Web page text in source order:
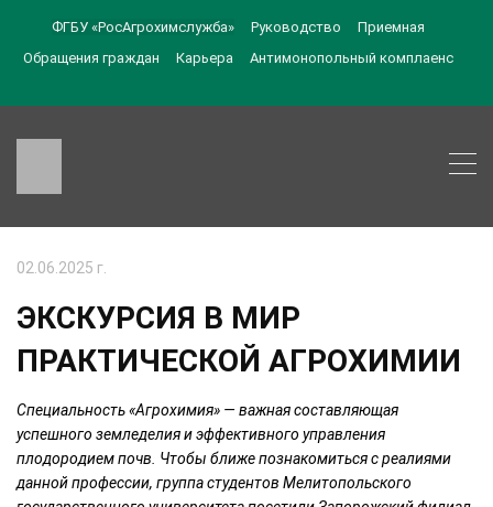
ФГБУ «РосАгрохимслужба» Руководство
Приемная
Обращения граждан
Карьера Антимонопольный комплаенс
02.06.2025 г.
ЭКСКУРСИЯ В МИР
ПРАКТИЧЕСКОЙ АГРОХИМИИ
Специальность «Агрохимия» — важная составляющая
успешного земледелия и эффективного управления
плодородием почв. Чтобы ближе познакомиться с реалиями
данной профессии, группа студентов Мелитопольского